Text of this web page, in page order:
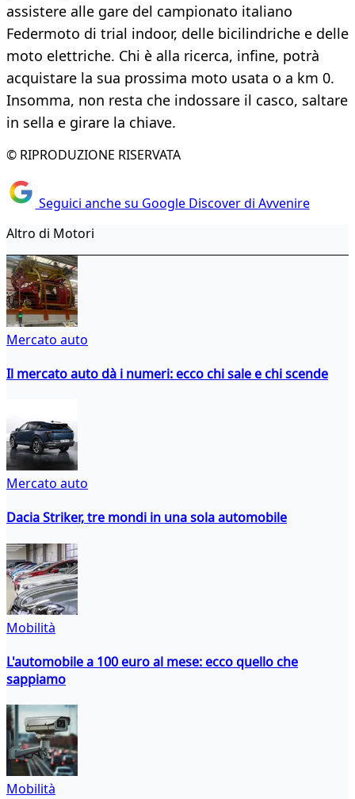
assistere alle gare del campionato italiano
Federmoto di trial indoor, delle bicilindriche e delle
moto elettriche. Chi è alla ricerca, infine, potrà
acquistare la sua prossima moto usata o a km 0.
Insomma, non resta che indossare il casco, saltare
in sella e girare la chiave.
© RIPRODUZIONE RISERVATA
Seguici anche su Google Discover di Avvenire
Altro di Motori
Mercato auto
Il mercato auto dà i numeri: ecco chi sale e chi scende
Mercato auto
Dacia Striker, tre mondi in una sola automobile
Mobilità
L'automobile a 100 euro al mese: ecco quello che
sappiamo
Mobilità